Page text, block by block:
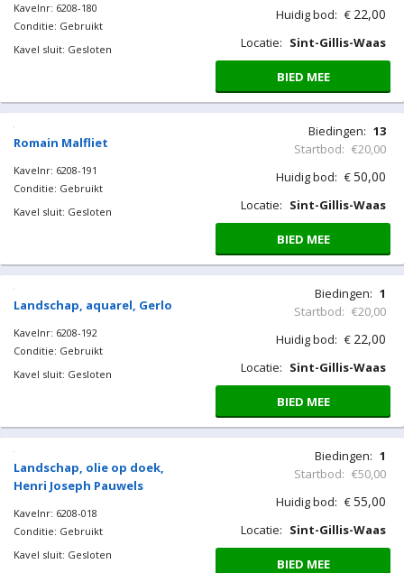
Kavelnr: 6208-180
Conditie: Gebruikt
Kavel sluit: Gesloten
Huidig bod: € 22,00
Locatie: Sint-Gillis-Waas
BIED MEE
Romain Malfliet
Kavelnr: 6208-191
Conditie: Gebruikt
Kavel sluit: Gesloten
Biedingen: 13
Startbod: €20,00
Huidig bod: €50,00
Locatie: Sint-Gillis-Waas
BIED MEE
Landschap, aquarel, Gerlo
Kavelnr: 6208-192
Conditie: Gebruikt
Kavel sluit: Gesloten
Biedingen: 1
Startbod: €20,00
Huidig bod: € 22,00
Locatie: Sint-Gillis-Waas
BIED MEE
Landschap, olie op doek,
Henri Joseph Pauwels
Kavelnr: 6208-018
Conditie: Gebruikt
Kavel sluit: Gesloten
Biedingen: 1
Startbod: €50,00
Huidig bod: €55,00
Locatie: Sint-Gillis-Waas
BIED MEE